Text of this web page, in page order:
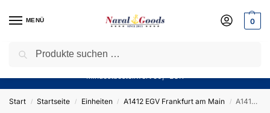
MENÜ 0
Sparen Sie jetzt bares Geld! — Mit unserem Gutschein
Mindestbestellwert 50,- EUR
Start / Startseite / Einheiten / A1412 EGV Frankfurt am Main / A1412 EGV FRANKFURT AM MAIN – Duschtuch – 70x140cm – German Navy